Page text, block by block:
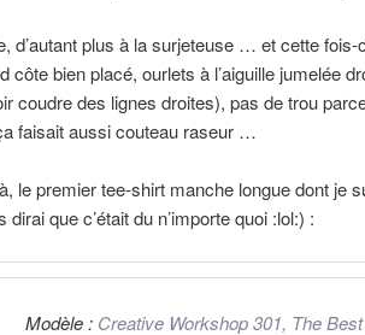
d’autant plus à la surjeteuse … et cette
côte bien placé, ourlets à l’aiguille jumelée
coudre des lignes droites), pas de trou
faisait aussi couteau raseur …
le premier tee-shirt manche longue dont je
dirai que c’était du n’importe quoi :lol:) :
Modèle : Creative Workshop 301, The